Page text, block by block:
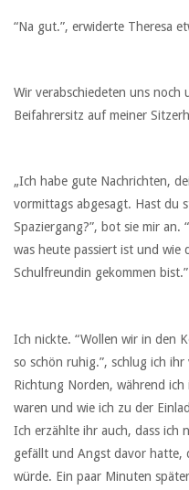
“Na gut.”, erwiderte Theresa
Wir verabschiedeten uns noch
Beifahrersitz auf meiner
„Ich habe gute Nachrichten,
vormittags abgesagt. Hast du
Spaziergang?”, bot sie mir an.
was heute passiert ist und wie
Schulfreundin gekommen bist.”
Ich nickte. “Wollen wir in den
so schön ruhig.”, schlug ich
Richtung Norden, während
waren und wie ich zu der
Ich erzählte ihr auch, dass ich
gefällt und Angst davor hatte,
würde. Ein paar Minuten